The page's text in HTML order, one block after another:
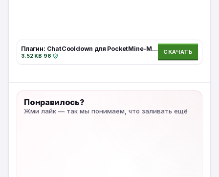
Плагин: ChatCooldown для PocketMine-MP/NetherGames | API 5.0.0+ (1.20 –1.21)
3.52 KB·96·
СКАЧАТЬ
Понравилось?
Жми лайк — так мы понимаем, что заливать ещё